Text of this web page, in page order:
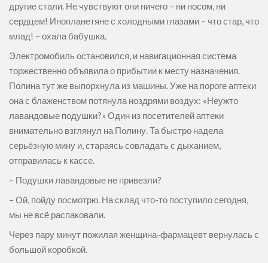
другие стали. Не чувствуют они ничего – ни носом, ни
сердцем! Инопланетяне с холодными глазами – что стар, что
млад! – охала бабушка.
Электромобиль остановился, и навигационная система
торжественно объявила о прибытии к месту назначения.
Полина тут же выпорхнула из машины. Уже на пороге аптеки
она с блаженством потянула ноздрями воздух: «Неужто
лавандовые подушки?» Один из посетителей аптеки
внимательно взглянул на Полину. Та быстро надела
серьёзную мину и, стараясь совладать с дыханием,
отправилась к кассе.
– Подушки лавандовые не привезли?
– Ой, пойду посмотрю. На склад что-то поступило сегодня,
мы не всё распаковали.
Через пару минут пожилая женщина-фармацевт вернулась с
большой коробкой.